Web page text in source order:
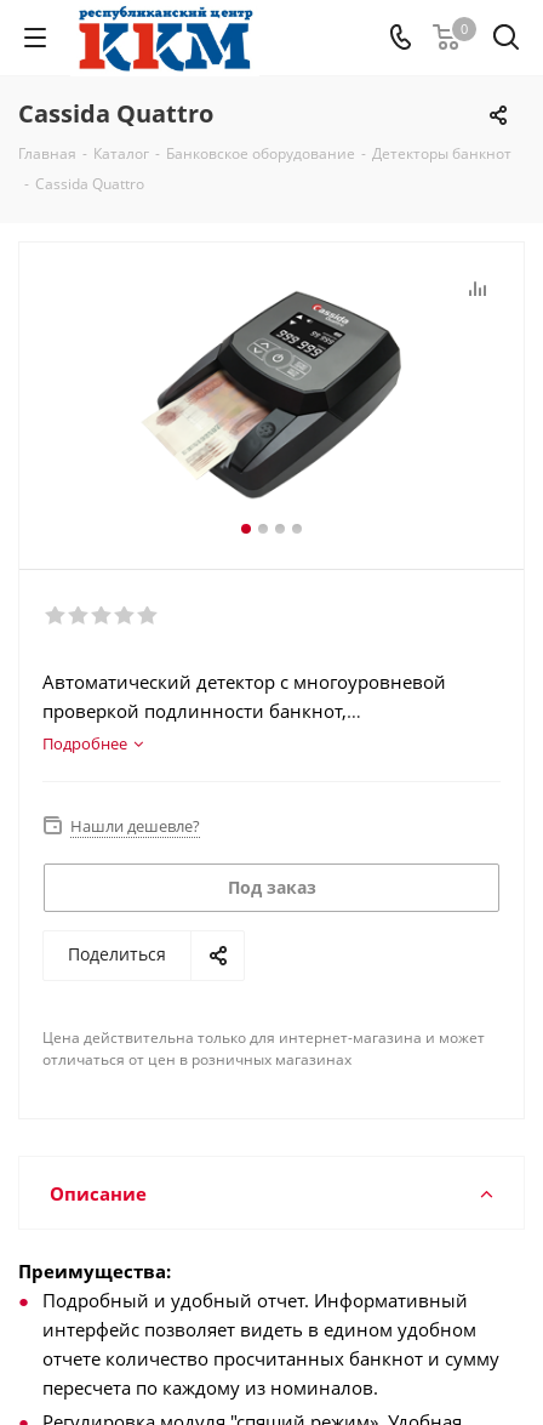
0
Cassida Quattro
Главная - Каталог - Банковское оборудование - Детекторы банкнот
- Cassida Quattro
Автоматический детектор с многоуровневой
проверкой подлинности банкнот,
детализированным удобным отчетом и
Подробнее
Нашли дешевле?
Под заказ
Поделиться
Цена действительна только для интернет-магазина и может
отличаться от цен в розничных магазинах
Описание
Преимущества:
Подробный и удобный отчет. Информативный
интерфейс позволяет видеть в едином удобном
отчете количество просчитанных банкнот и сумму
пересчета по каждому из номиналов.